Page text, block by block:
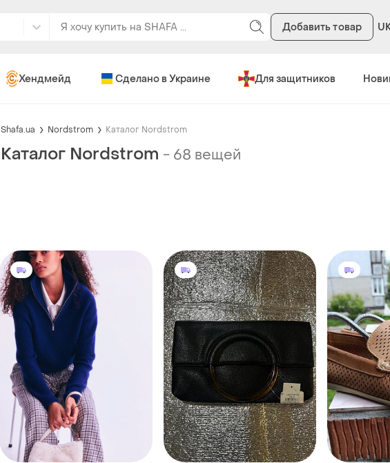
Добавить товар
Хендмейд Сделано в Украине Для защитников
Shafa.ua Nordstrom Каталог Nordstrom
Каталог Nordstrom - 68 вещей